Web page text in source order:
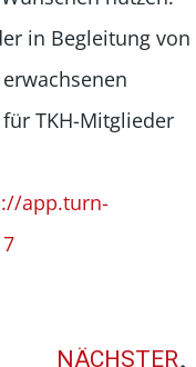
in Begleitung von
TKH-Mitglieder
app.turn-
NÄCHSTER